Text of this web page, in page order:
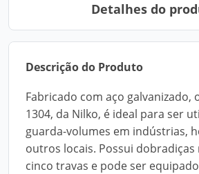
Detalhes do
Descrição do Produto
Fabricado com aço galvanizado,
1304, da Nilko, é ideal para ser
guarda-volumes em indústrias,
outros locais. Possui
cinco travas e pode ser